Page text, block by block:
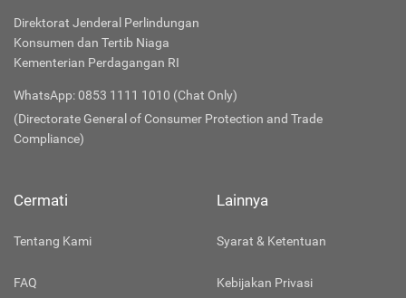
Direktorat Jenderal Perlindungan
Konsumen dan Tertib Niaga
Kementerian Perdagangan RI
WhatsApp: 0853 1111 1010 (Chat Only)
(Directorate General of Consumer Protection and Trade
Compliance)
Cermati
Tentang Kami
FAQ
Lainnya
Syarat & Ketentuan
Kebijakan Privasi